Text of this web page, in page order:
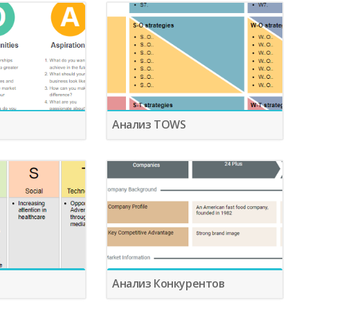
Анализ TOWS
Анализ Конкурентов